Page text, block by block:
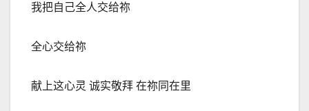
我把自己全人交给祢
全心交给祢
献上这心灵 诚实敬拜 在祢同在里